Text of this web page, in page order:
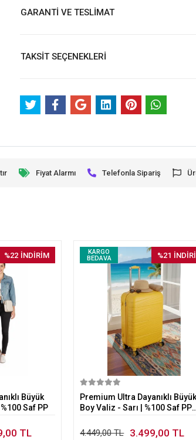
GARANTİ VE TESLİMAT
TAKSİT SEÇENEKLERİ
Fiyat Alarmı Telefonla Sipariş
%22 İNDİRİM
Büyük
Saf PP
TL
KARGO
BEDAVA
%21
Premium Ultra Dayanıklı Büyük
Boy Valiz - Sarı | %100 Saf PP
4.449,00 TL 3.499,00 TL